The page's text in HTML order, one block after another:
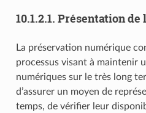
10.1.2.1. Présentation de
La préservation numérique
processus visant à maintenir
numériques sur le très long
d’assurer un moyen de
temps, de vérifier leur